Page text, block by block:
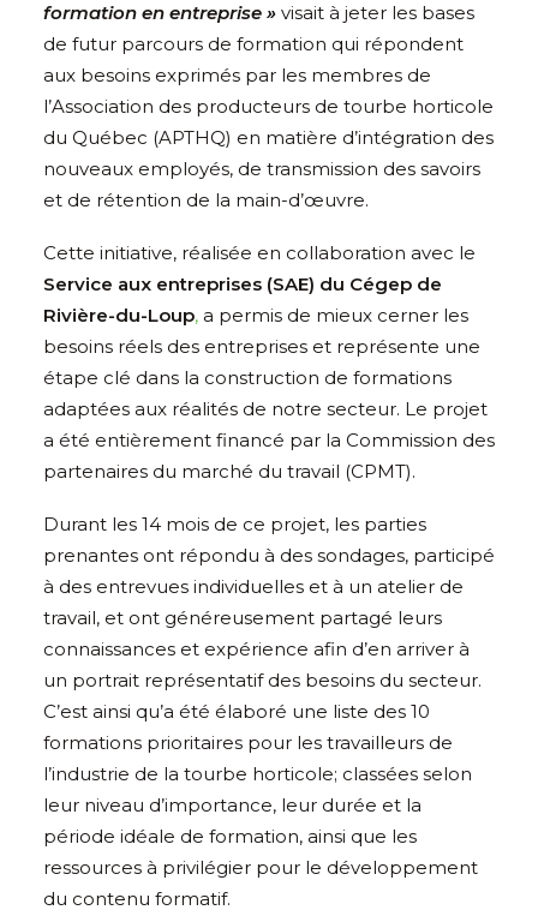
formation en entreprise » visait à jeter les bases
de futur parcours de formation qui répondent
aux besoins exprimés par les membres de
l’Association des producteurs de tourbe horticole
du Québec (APTHQ) en matière d’intégration des
nouveaux employés, de transmission des savoirs
et de rétention de la main-d’œuvre.
Cette initiative, réalisée en collaboration avec le
Service aux entreprises (SAE) du Cégep de
Rivière-du-Loup, a permis de mieux cerner les
besoins réels des entreprises et représente une
étape clé dans la construction de formations
adaptées aux réalités de notre secteur. Le projet
a été entièrement financé par la Commission des
partenaires du marché du travail (CPMT).
Durant les 14 mois de ce projet, les parties
prenantes ont répondu à des sondages, participé
à des entrevues individuelles et à un atelier de
travail, et ont généreusement partagé leurs
connaissances et expérience afin d’en arriver à
un portrait représentatif des besoins du secteur.
C’est ainsi qu’a été élaboré une liste des 10
formations prioritaires pour les travailleurs de
l’industrie de la tourbe horticole; classées selon
leur niveau d’importance, leur durée et la
période idéale de formation, ainsi que les
ressources à privilégier pour le développement
du contenu formatif.